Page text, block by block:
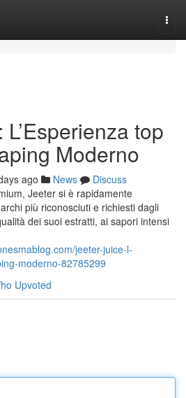
top
Moderno
ago News
Discuss
Jeeter si è rapidamente
più riconosciuti e richiesti dagli
dei suoi estratti, ai sapori intensi
jeeter-juice-l-
moderno-82785299
Upvoted